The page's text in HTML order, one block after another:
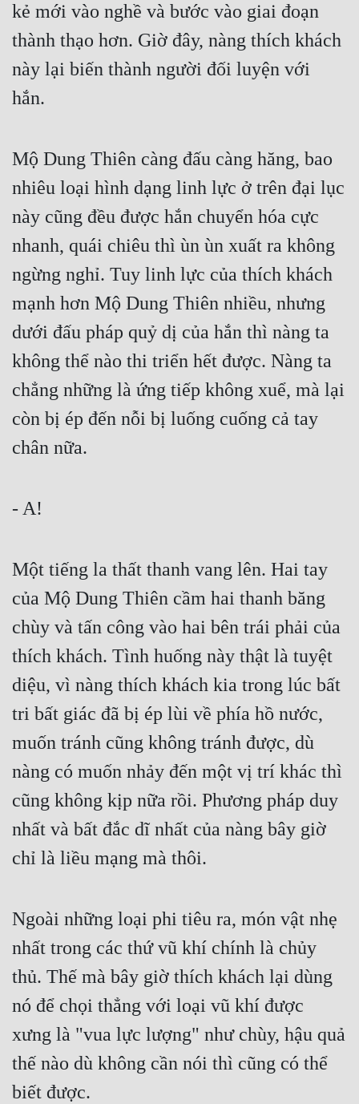
kẻ mới vào nghề và bước vào giai đoạn
thành thạo hơn. Giờ đây, nàng thích khách
này lại biến thành người đối luyện với
hắn.
Mộ Dung Thiên càng đấu càng hăng, bao
nhiêu loại hình dạng linh lực ở trên đại lục
này cũng đều được hắn chuyển hóa cực
nhanh, quái chiêu thì ùn ùn xuất ra không
ngừng nghỉ. Tuy linh lực của thích khách
mạnh hơn Mộ Dung Thiên nhiều, nhưng
dưới đấu pháp quỷ dị của hắn thì nàng ta
không thể nào thi triển hết được. Nàng ta
chẳng những là ứng tiếp không xuể, mà lại
còn bị ép đến nỗi bị luống cuống cả tay
chân nữa.
- A!
Một tiếng la thất thanh vang lên. Hai tay
của Mộ Dung Thiên cầm hai thanh băng
chùy và tấn công vào hai bên trái phải của
thích khách. Tình huống này thật là tuyệt
diệu, vì nàng thích khách kia trong lúc bất
tri bất giác đã bị ép lùi về phía hồ nước,
muốn tránh cũng không tránh được, dù
nàng có muốn nhảy đến một vị trí khác thì
cũng không kịp nữa rồi. Phương pháp duy
nhất và bất đắc dĩ nhất của nàng bây giờ
chỉ là liều mạng mà thôi.
Ngoài những loại phi tiêu ra, món vật nhẹ
nhất trong các thứ vũ khí chính là chủy
thủ. Thế mà bây giờ thích khách lại dùng
nó để chọi thẳng với loại vũ khí được
xưng là "vua lực lượng" như chùy, hậu quả
thế nào dù không cần nói thì cũng có thể
biết được.